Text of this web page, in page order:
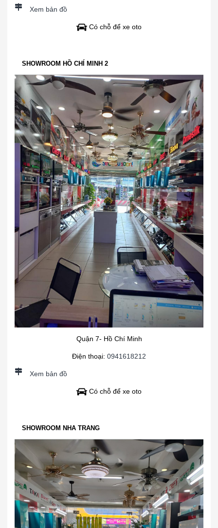
Xem bản đồ
Có chỗ để xe oto
SHOWROOM HỒ CHÍ MINH 2
Quận 7- Hồ Chí Minh
Điện thoại: 0941618212
Xem bản đồ
Có chỗ để xe oto
SHOWROOM NHA TRANG